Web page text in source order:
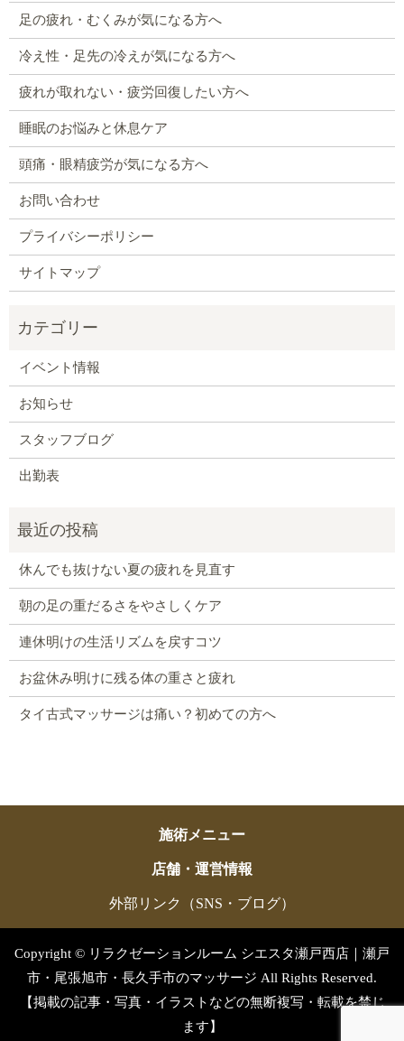
足の疲れ・むくみが気になる方へ
冷え性・足先の冷えが気になる方へ
疲れが取れない・疲労回復したい方へ
睡眠のお悩みと休息ケア
頭痛・眼精疲労が気になる方へ
お問い合わせ
プライバシーポリシー
サイトマップ
イベント情報
お知らせ
スタッフブログ
出勤表
休んでも抜けない夏の疲れを見直す
朝の足の重だるさをやさしくケア
連休明けの生活リズムを戻すコツ
お盆休み明けに残る体の重さと疲れ
タイ古式マッサージは痛い？初めての方へ
施術メニュー
店舗・運営情報
外部リンク（SNS・ブログ）
Copyright © リラクゼーションルーム シエスタ瀬戸西店｜瀬戸
市・尾張旭市・長久手市のマッサージ All Rights Reserved.
【掲載の記事・写真・イラストなどの無断複写・転載を禁じ
ます】